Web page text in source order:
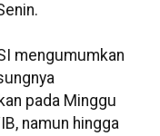
mengumumkan
pada Minggu
namun hingga